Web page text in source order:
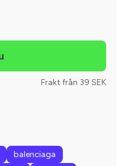
Frakt från 39 SEK
balenciaga